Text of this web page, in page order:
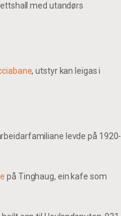
med utandørs
, utstyr kan leigas i
levde på 1920-
på Tinghaug, ein kafe som